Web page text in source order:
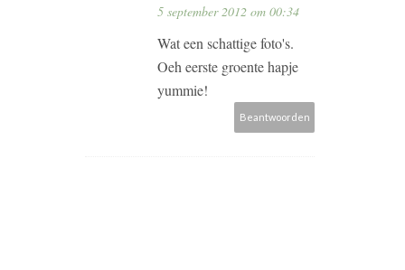
5 september 2012 om 00:34
Wat een schattige foto's.
Oeh eerste groente hapje
yummie!
Beantwoorden